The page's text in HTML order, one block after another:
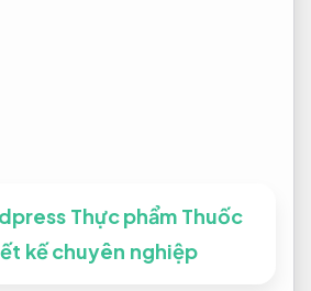
Thực phẩm Thuốc
kế chuyên nghiệp